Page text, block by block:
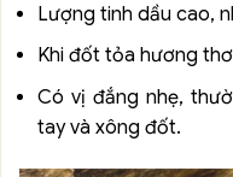
Lượng tinh dầu cao,
Khi đốt tỏa hương
Có vị đắng nhẹ,
tay và xông đốt.